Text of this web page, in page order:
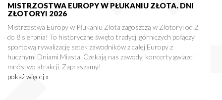
MISTRZOSTWA EUROPY W PŁUKANIU ZŁOTA. DNI
ZŁOTORYI 2026
Mistrzostwa Europy w Płukaniu Złota zagoszczą w Złotoryi od 2
do 8 sierpnia! To historyczne święto tradycji górniczych połączy
sportową rywalizację setek zawodników z całej Europy z
hucznymi Dniami Miasta. Czekają nas zawody, koncerty gwiazd i
mnóstwo atrakcji. Zapraszamy!
pokaż więcej »